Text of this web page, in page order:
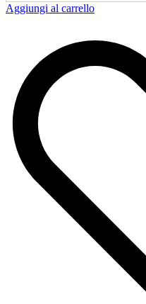
Aggiungi al carrello